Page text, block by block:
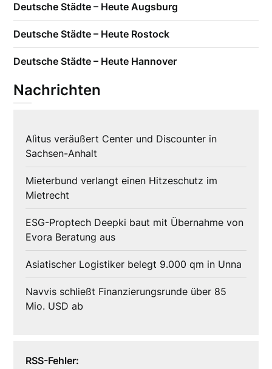
Deutsche Städte – Heute Augsburg
Deutsche Städte – Heute Rostock
Deutsche Städte – Heute Hannover
Nachrichten
Alìtus veräußert Center und Discounter in
Sachsen-Anhalt
Mieterbund verlangt einen Hitzeschutz im
Mietrecht
ESG-Proptech Deepki baut mit Übernahme von
Evora Beratung aus
Asiatischer Logistiker belegt 9.000 qm in Unna
Navvis schließt Finanzierungsrunde über 85
Mio. USD ab
RSS-Fehler: